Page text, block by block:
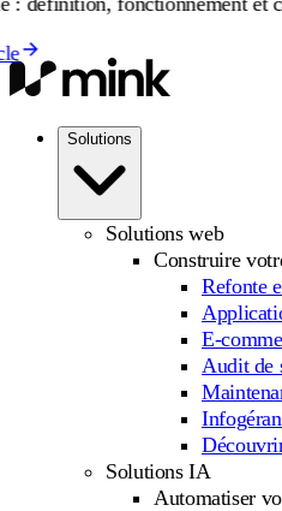
Solutions
Solutions web
Construire
Refonte
E-
Audit de
Solutions IA
Automatiser